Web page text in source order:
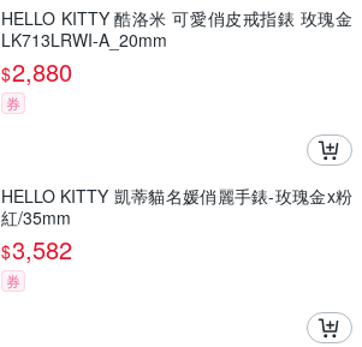
HELLO KITTY 酷洛米 可愛俏皮戒指錶 玫瑰金
LK713LRWI-A_20mm
$2,880
券
HELLO KITTY 凱蒂貓名媛俏麗手錶-玫瑰金x粉
紅/35mm
$3,582
券